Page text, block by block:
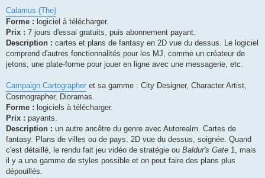
Calamus (The)
Forme : logiciel à télécharger.
Prix : 7 jours d'essai gratuits, puis abonnement payant.
Description : cartes et plans de fantasy en 2D vue du dessus. Le logiciel
comprend d'autres fonctionnalités pour les MJ, comme un créateur de
jetons, une plate-forme pour jouer en ligne avec une messagerie, etc.
Campaign Cartographer et sa gamme : City Designer, Character Artist,
Cosmographer, Dioramas.
Forme : logiciels à télécharger.
Prix : payants.
Description : un autre ancêtre du genre avec Autorealm. Cartes de
fantasy. Plans de villes ou de pays. 2D vue du dessus, soignée. Quand
c'est détaillé, le rendu fait jeu vidéo de stratégie ou Baldur's Gate 1, mais
il y a une gamme de styles possible et on peut faire des plans plus
dépouillés.